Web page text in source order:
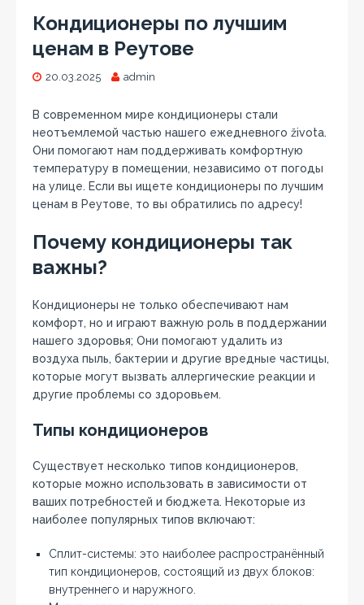
Кондиционеры по лучшим
ценам в Реутове
20.03.2025 admin
В современном мире кондиционеры стали
неотъемлемой частью нашего ежедневного života.
Они помогают нам поддерживать комфортную
температуру в помещении‚ независимо от погоды
на улице. Если вы ищете кондиционеры по лучшим
ценам в Реутове‚ то вы обратились по адресу!
Почему кондиционеры так
важны?
Кондиционеры не только обеспечивают нам
комфорт‚ но и играют важную роль в поддержании
нашего здоровья; Они помогают удалить из
воздуха пыль‚ бактерии и другие вредные частицы‚
которые могут вызвать аллергические реакции и
другие проблемы со здоровьем.
Типы кондиционеров
Существует несколько типов кондиционеров‚
которые можно использовать в зависимости от
ваших потребностей и бюджета. Некоторые из
наиболее популярных типов включают:
Сплит-системы: это наиболее распространённый
тип кондиционеров‚ состоящий из двух блоков:
внутреннего и наружного.